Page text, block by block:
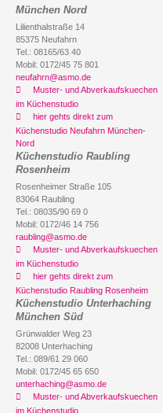
München Nord
Lilienthalstraße 14
85375 Neufahrn
Tel.: 08165/63 40
Mobil: 0172/45 75 801
neufahrn@asmo.de
Muster- und Abverkaufskuechen
im Küchenstudio
hier gehts direkt zum
Küchenstudio Neufahrn München-
Nord
Küchenstudio Raubling
Rosenheim
Rosenheimer Straße 105
83064 Raubling
Tel.: 08035/90 69 0
Mobil: 0172/46 14 756
raubling@asmo.de
Muster- und Abverkaufskuechen
im Küchenstudio
hier gehts direkt zum
Küchenstudio Raubling Rosenheim
Küchenstudio Unterhaching
München Süd
Grünwalder Weg 23
82008 Unterhaching
Tel.: 089/61 29 060
Mobil: 0172/45 65 650
unterhaching@asmo.de
Muster- und Abverkaufskuechen
im Küchenstudio